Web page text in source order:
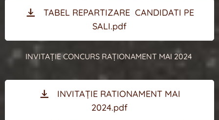
TABEL REPARTIZARE CANDIDATI PE
SALI.pdf
INVITAȚIE CONCURS RAȚIONAMENT MAI 2024
INVITAȚIE RATIONAMENT MAI
2024.pdf